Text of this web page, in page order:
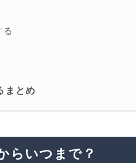
る
まとめ
らいつまで？